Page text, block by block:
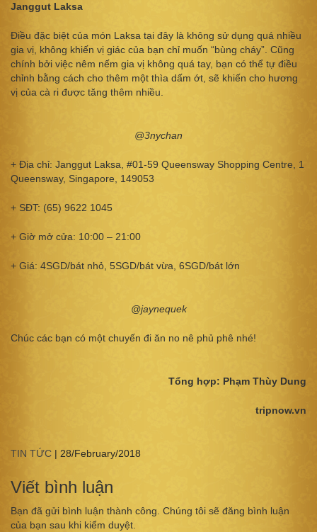
Janggut Laksa
Điều đặc biệt của món Laksa tại đây là không sử dụng quá nhiều
gia vị, không khiến vị giác của bạn chỉ muốn “bùng cháy”. Cũng
chính bởi việc nêm nếm gia vị không quá tay, bạn có thể tự điều
chỉnh bằng cách cho thêm một thìa dấm ớt, sẽ khiến cho hương
vị của cà ri được tăng thêm nhiều.
@3nychan
+ Địa chỉ: Janggut Laksa, #01-59 Queensway Shopping Centre, 1
Queensway, Singapore, 149053
+ SĐT: (65) 9622 1045
+ Giờ mở cửa: 10:00 – 21:00
+ Giá: 4SGD/bát nhỏ, 5SGD/bát vừa, 6SGD/bát lớn
@jaynequek
Chúc các bạn có một chuyến đi ăn no nê phủ phê nhé!
Tổng hợp: Phạm Thùy Dung
tripnow.vn
TIN TỨC | 28/February/2018
Viết bình luận
Bạn đã gửi bình luận thành công. Chúng tôi sẽ đăng bình luận
của bạn sau khi kiểm duyệt.